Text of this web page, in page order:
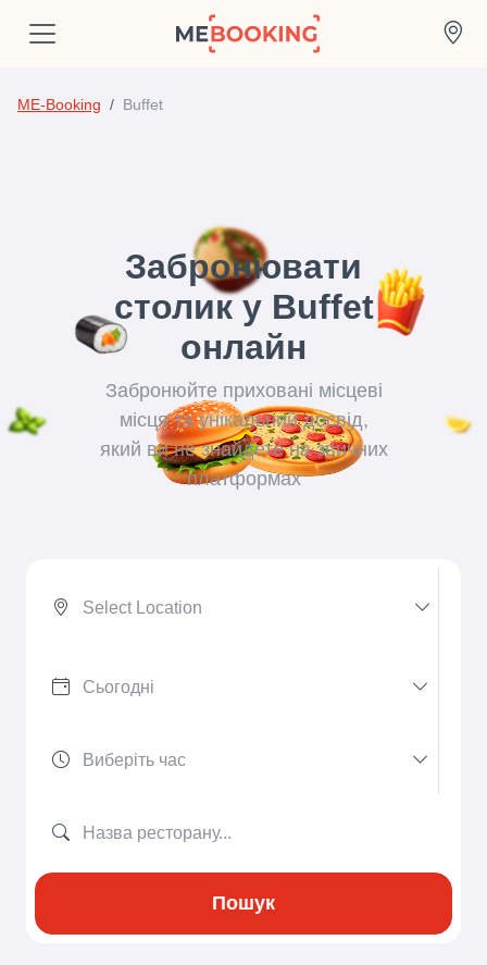
ME-Booking Buffet
Забронювати
столик у Buffet
онлайн
Забронюйте приховані місцеві
місця та унікальний досвід,
який ви не знайдете на звичних
платформах
Select Location
Пошук